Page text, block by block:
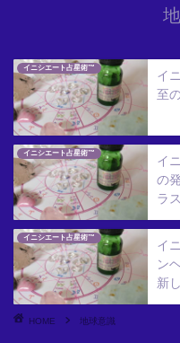
イニシエート占星術™
イ
至
イニシエート占星術™
イ
の
ラ
イニシエート占星術™
イ
ン
新
HOME 地球意識